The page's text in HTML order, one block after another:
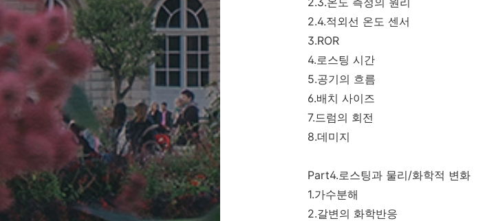
2.4.적외선 온도 센서
3.ROR
4.로스팅 시간
5.공기의 흐름
6.배치 사이즈
7.드럼의 회전
8.데미지
Part4.로스팅과 물리/화학적 변화
1.가수분해
2.갈변의 화학반응